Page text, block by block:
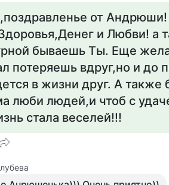
от
и Любви! а
бываешь Ты. Еще
потеряешь вдруг,но и до
в жизни друг. А также
люби людей,и чтоб с
стала веселей!!!